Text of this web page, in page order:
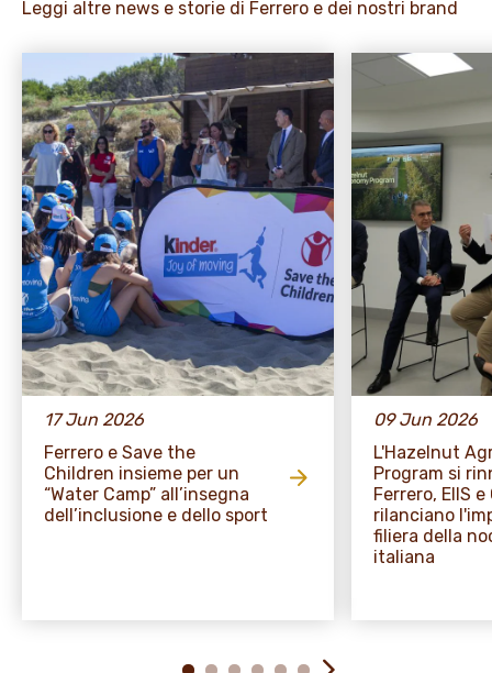
Leggi altre news e storie di Ferrero e dei nostri brand
17 Jun 2026
Ferrero e Save the
Children insieme per un
“Water Camp” all’insegna
dell’inclusione e dello sport
09 Jun 2026
L'Hazelnut
Program si
Ferrero, EIIS e
rilanciano
filiera della
italiana